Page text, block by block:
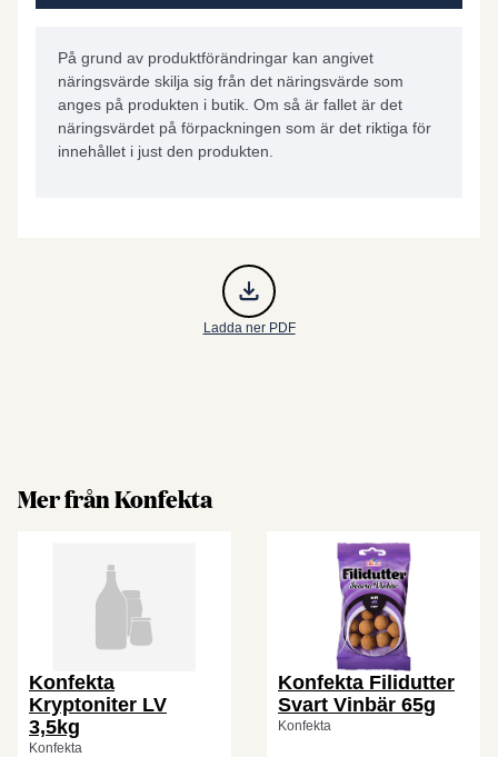
På grund av produktförändringar kan angivet
näringsvärde skilja sig från det näringsvärde som
anges på produkten i butik. Om så är fallet är det
näringsvärdet på förpackningen som är det riktiga för
innehållet i just den produkten.
Ladda ner PDF
Mer från Konfekta
Konfekta
Kryptoniter LV
3,5kg
Konfekta
Konfekta Filidutter
Svart Vinbär 65g
Konfekta